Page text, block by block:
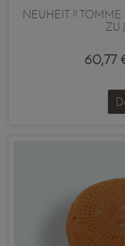
NEUHEIT !!
ZU
60,77